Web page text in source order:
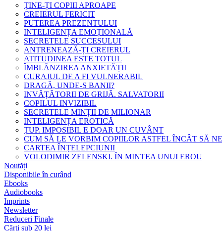
ȚINE-ȚI COPIII APROAPE
CREIERUL FERICIT
PUTEREA PREZENTULUI
INTELIGENȚA EMOȚIONALĂ
SECRETELE SUCCESULUI
ANTRENEAZĂ-ȚI CREIERUL
ATITUDINEA ESTE TOTUL
ÎMBLÂNZIREA ANXIETĂȚII
CURAJUL DE A FI VULNERABIL
DRAGĂ, UNDE-S BANII?
INVĂȚĂTORII DE GRIJĂ. SALVATORII
COPILUL INVIZIBIL
SECRETELE MINȚII DE MILIONAR
INTELIGENȚA EROTICĂ
ȚUP. IMPOSIBIL E DOAR UN CUVÂNT
CUM SĂ LE VORBIM COPIILOR ASTFEL ÎNCÂT SĂ
CARTEA ÎNȚELEPCIUNII
VOLODIMIR ZELENSKI. ÎN MINTEA UNUI EROU
Noutăți
Disponibile în curând
Ebooks
Audiobooks
Imprints
Newsletter
Reduceri Finale
Cărți sub 20 lei